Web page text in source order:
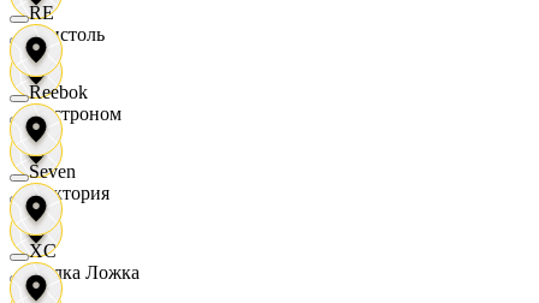
Бристоль
Быстроном
Виктория
Вилка Ложка
RE
Reebok
Seven
XC